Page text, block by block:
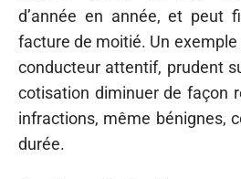
d’année en année, et peut
facture de moitié. Un exemple
conducteur attentif, prudent
cotisation diminuer de façon
infractions, même bénignes,
durée.